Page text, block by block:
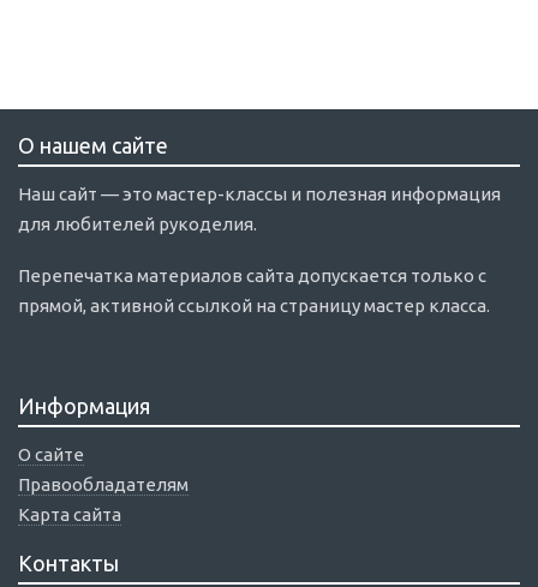
О нашем сайте
Наш сайт — это мастер-классы и полезная информация
для любителей рукоделия.
Перепечатка материалов сайта допускается только с
прямой, активной ссылкой на страницу мастер класса.
Информация
О сайте
Правообладателям
Карта сайта
Контакты